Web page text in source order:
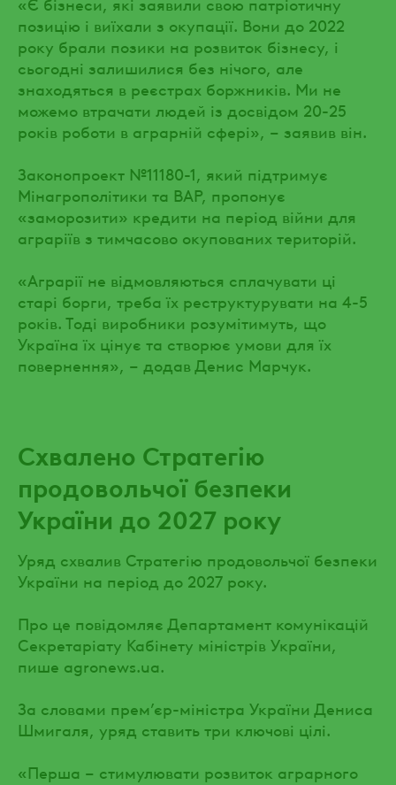
позицію і виїхали з окупації. Вони до 2022
року брали позики на розвиток бізнесу, і
сьогодні залишилися без нічого, але
знаходяться в реєстрах боржників. Ми не
можемо втрачати людей із досвідом 20-25
років роботи в аграрній сфері», – заявив він.
Законопроект №11180-1, який підтримує
Мінагрополітики та ВАР, пропонує
«заморозити» кредити на період війни для
аграріїв з тимчасово окупованих територій.
«Аграрії не відмовляються сплачувати ці
старі борги, треба їх реструктурувати на 4-5
років. Тоді виробники розумітимуть, що
Україна їх цінує та створює умови для їх
повернення», – додав Денис Марчук.
Схвалено Стратегію
продовольчої безпеки
України до 2027 року
Уряд схвалив Стратегію продовольчої безпеки
України на період до 2027 року.
Про це повідомляє Департамент комунікацій
Секретаріату Кабінету міністрів України,
пише agronews.ua.
За словами прем’єр-міністра України Дениса
Шмигаля, уряд ставить три ключові цілі.
«Перша – стимулювати розвиток аграрного